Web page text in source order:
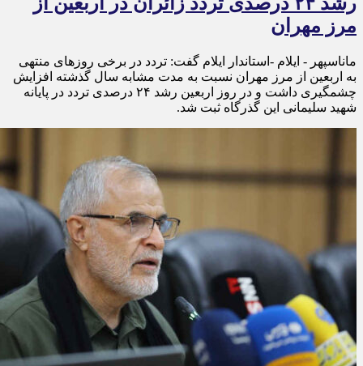
مرز مهران
ماناسپهر - ایلام -استاندار ایلام گفت: تردد در برخی روزهای منتهی
به اربعین از مرز مهران نسبت به مدت مشابه سال گذشته افزایش
چشمگیری داشت و در روز اربعین رشد ۲۴ درصدی تردد در پایانه
شهید سلیمانی این گذرگاه ثبت شد.